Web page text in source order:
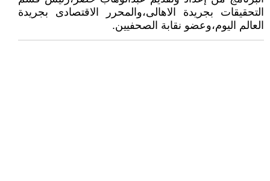
التحقيقات بجريدة الاهالى،والمحرر الاقتصادى بجريدة
العالم اليوم،وعضو نقابة الصحفيين.